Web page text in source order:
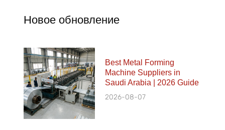
Новое обновление
Best Metal Forming
Machine Suppliers in
Saudi Arabia | 2026 Guide
2026-08-07